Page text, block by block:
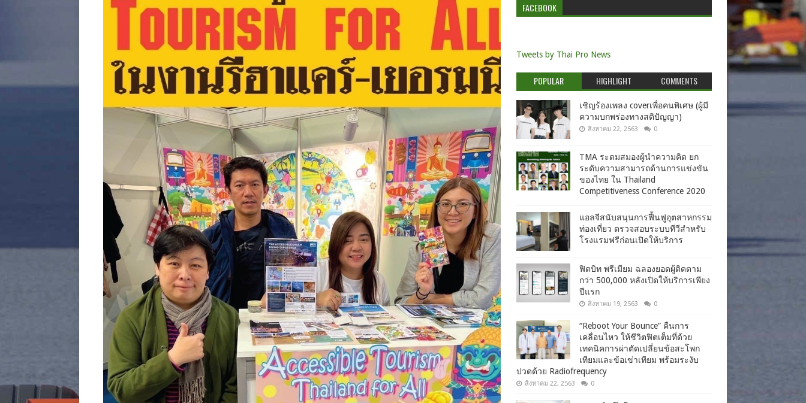
FACEBOOK
Tweets by Thai Pro News
POPULAR HIGHLIGHT COMMENTS
เชิญร้องเพลง coverเพื่อคนพิเศษ (ผู้มี
ความบกพร่องทางสติปัญญา)
สิงหาคม 22, 2563 0
TMA ระดมสมองผู้นำความคิด ยก
ระดับความสามารถด้านการแข่งขัน
ของไทย ใน Thailand
Competitiveness Conference 2020
แอลจีสนับสนุนการฟื้นฟูอุตสาหกรรม
ท่องเที่ยว ตรวจสอบระบบทีวีสำหรับ
โรงแรมฟรีก่อนเปิดให้บริการ
ฟิตบิท พรีเมียม ฉลองยอดผู้ติดตาม
กว่า 500,000 หลังเปิดให้บริการเพียง
ปีแรก
สิงหาคม 19, 2563 0
“Reboot Your Bounce” คืนการ
เคลื่อนไหว ให้ชีวิตฟิตเต็มที่ด้วย
เทคนิคการผ่าตัดเปลี่ยนข้อสะโพก
เทียมและข้อเข่าเทียม พร้อมระงับ
ปวดด้วย Radiofrequency
สิงหาคม 22, 2563 0